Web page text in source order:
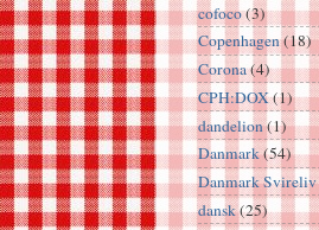
cofoco(3)
Copenhagen(18)
Corona(4)
CPH:DOX(1)
dandelion(1)
Danmark(54)
Danmark Svireliv
dansk(25)